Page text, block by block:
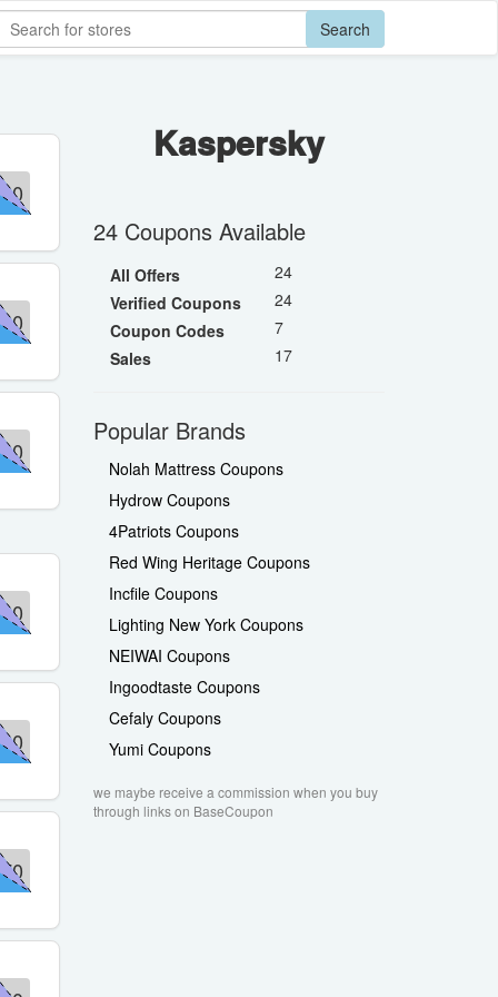
Search
10
10
10
10
10
70
Kaspersky
24 Coupons Available
All Offers
24
Verified Coupons
24
Coupon Codes
7
Sales
17
Popular Brands
Nolah Mattress Coupons
Hydrow Coupons
4Patriots Coupons
Red Wing Heritage Coupons
Incfile Coupons
Lighting New York Coupons
NEIWAI Coupons
Ingoodtaste Coupons
Cefaly Coupons
Yumi Coupons
we maybe receive a commission when you buy
through links on BaseCoupon